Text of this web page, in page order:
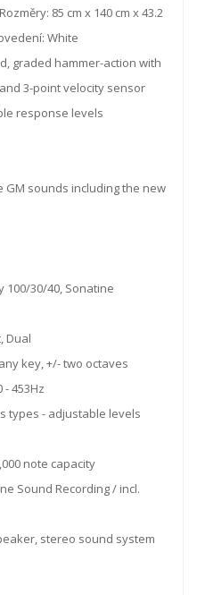
85 cm x 140 cm x 43.2
White
graded hammer-action with
3-point velocity sensor
response levels
GM sounds including the new
100/30/40, Sonatine
Dual
key, +/- two octaves
453Hz
types - adjustable levels
note capacity
Sound Recording / incl.
stereo sound system